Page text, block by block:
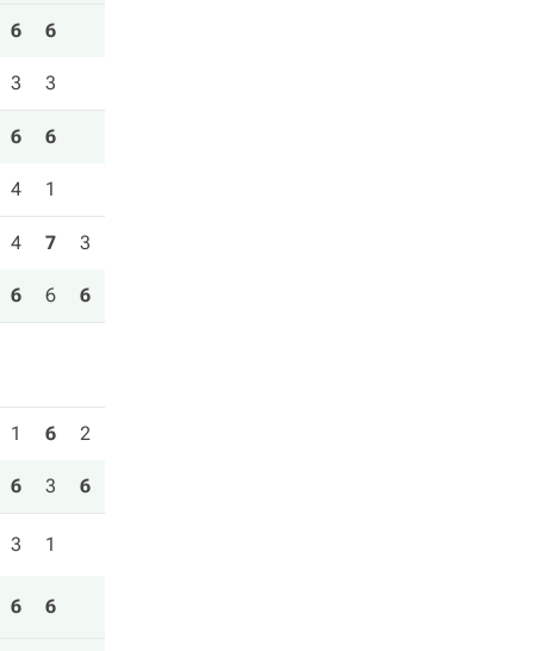
6 6
3 3
6 6
4 1
4 7 3
6 6 6
1 6 2
6 3 6
3 1
6 6